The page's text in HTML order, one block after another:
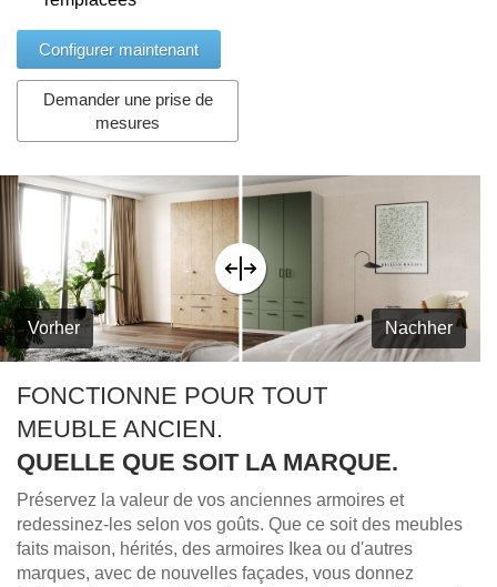
Configurer maintenant
Demander une prise de
mesures
FONCTIONNE POUR TOUT
MEUBLE ANCIEN.
QUELLE QUE SOIT LA MARQUE.
Préservez la valeur de vos anciennes armoires et
redessinez-les selon vos goûts. Que ce soit des meubles
faits maison, hérités, des armoires Ikea ou d'autres
marques, avec de nouvelles façades, vous donnez
Vorher Nachher